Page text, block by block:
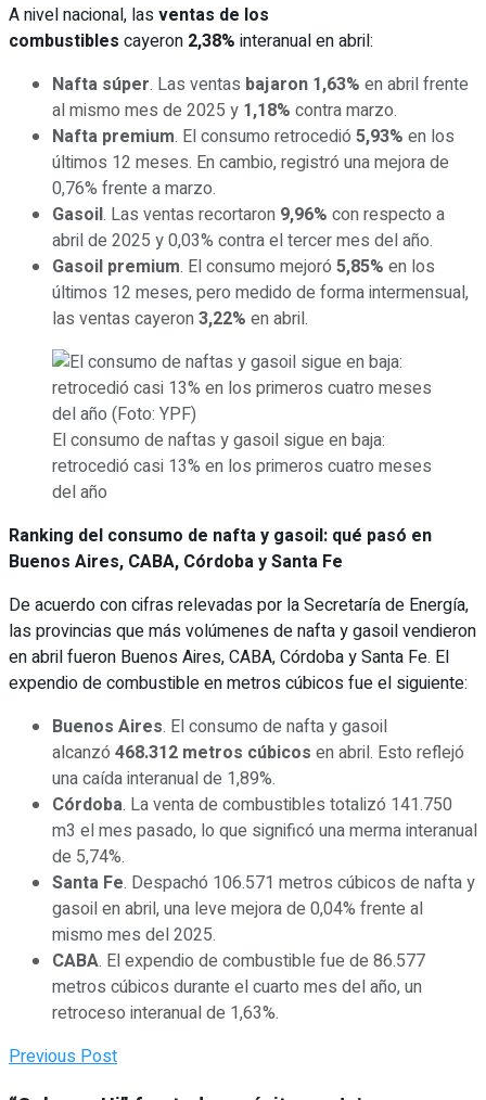
A nivel nacional, lasventas de los
combustibles cayeron 2,38% interanual en abril:
Nafta súper. Las ventas bajaron 1,63% en abril frente
al mismo mes de 2025 y 1,18% contra marzo.
Nafta premium. El consumo retrocedió 5,93% en los
últimos 12 meses. En cambio, registró una mejora de
0,76% frente a marzo.
Gasoil. Las ventas recortaron 9,96% con respecto a
abril de 2025 y 0,03% contra el tercer mes del año.
Gasoil premium. El consumo mejoró 5,85% en los
últimos 12 meses, pero medido de forma intermensual,
las ventas cayeron3,22% en abril.
El consumo de naftas y gasoil sigue en baja:
retrocedió casi 13% en los primeros cuatro meses
del año
Ranking del consumo de nafta y gasoil: qué pasó en
Buenos Aires, CABA, Córdoba y Santa Fe
De acuerdo con cifras relevadas por la Secretaría de Energía,
las provincias que más volúmenes de nafta y gasoil vendieron
en abril fueron Buenos Aires, CABA, Córdoba y Santa Fe. El
expendio de combustible en metros cúbicos fue el siguiente:
Buenos Aires. El consumo de nafta y gasoil
alcanzó 468.312 metros cúbicos en abril. Esto reflejó
una caída interanual de 1,89%.
Córdoba. La venta de combustibles totalizó 141.750
m3 el mes pasado, lo que significó una merma interanual
de 5,74%.
Santa Fe. Despachó 106.571 metros cúbicos de nafta y
gasoil en abril, una leve mejora de 0,04% frente al
mismo mes del 2025.
CABA. El expendio de combustible fue de 86.577
metros cúbicos durante el cuarto mes del año, un
retroceso interanual de 1,63%.
Previous Post